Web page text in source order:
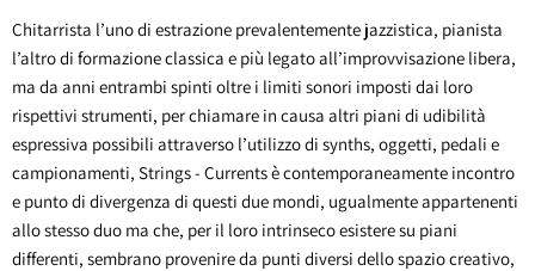
Chitarrista l’uno di estrazione prevalentemente jazzistica, pianista
l’altro di formazione classica e più legato all’improvvisazione libera,
ma da anni entrambi spinti oltre i limiti sonori imposti dai loro
rispettivi strumenti, per chiamare in causa altri piani di udibilità
espressiva possibili attraverso l’utilizzo di synths, oggetti, pedali e
campionamenti, Strings - Currents è contemporaneamente incontro
e punto di divergenza di questi due mondi, ugualmente appartenenti
allo stesso duo ma che, per il loro intrinseco esistere su piani
differenti, sembrano provenire da punti diversi dello spazio creativo,